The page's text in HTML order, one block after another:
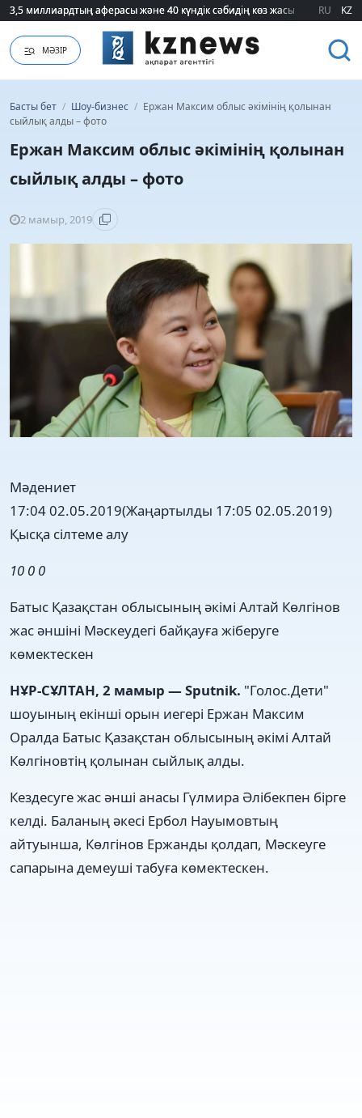
3,5 миллиардтың аферасы және 40 күндік сәбидің көз жасы:
3,5 миллиардтың аферасы және 40 күндік сәбидің көз жасы: RU KZ
МӘЗІР
Басты бет / Шоу-бизнес / Ержан Максим облыс әкімінің қолынан
сыйлық алды – фото
Ержан Максим облыс әкімінің қолынан
сыйлық алды – фото
2 мамыр, 2019
Мәдениет
17:04 02.05.2019(Жаңартылды 17:05 02.05.2019)
Қысқа сілтеме алу
10 0 0
Батыс Қазақстан облысының әкімі Алтай Көлгінов
жас әншіні Мәскеудегі байқауға жіберуге
көмектескен
НҰР-СҰЛТАН, 2 мамыр — Sputnik. "Голос.Дети"
шоуының екінші орын иегері Ержан Максим
Оралда Батыс Қазақстан облысының әкімі Алтай
Көлгіновтің қолынан сыйлық алды.
Кездесуге жас әнші анасы Гүлмира Әлібекпен бірге
келді. Баланың әкесі Ербол Науымовтың
айтуынша, Көлгінов Ержанды қолдап, Мәскеуге
сапарына демеуші табуға көмектескен.